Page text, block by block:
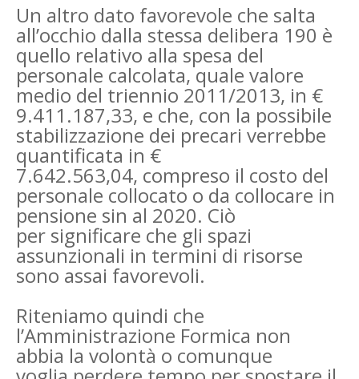
Un altro dato favorevole che salta
all’occhio dalla stessa delibera 190 è
quello relativo alla spesa del
personale calcolata, quale valore
medio del triennio 2011/2013, in €
9.411.187,33, e che, con la possibile
stabilizzazione dei precari verrebbe
quantificata in €
7.642.563,04, compreso il costo del
personale collocato o da collocare in
pensione sin al 2020. Ciò
per significare che gli spazi
assunzionali in termini di risorse
sono assai favorevoli.
Riteniamo quindi che
l’Amministrazione Formica non
abbia la volontà o comunque